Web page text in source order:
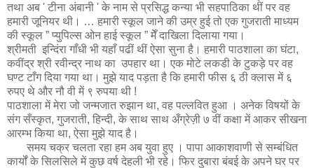
तथा अब ' टीना अंबानी ' के नाम से प्रसिद्ध कन्या भी सहपाठिका थीं पर वह
हमारी जूनियर थी। … हमारी स्कूल जाने की उम्र हुई तो एक गुजराती माध्यम
की स्कूल ” प्युपिल्स ओन हाई स्कूल ” मेँ दाखिला दिलाया गया।
श्रीमती इन्दिंरा गाँधी भी यहाँ पढीं थीं ऐसा सुना है। हमारी पाठशाला का घंटा,
कवींद्र श्री रवीन्द्र नाथ का उपहार था। एक मोटे लकडी के टुकड़े पर वह
घण्ट टाँग दिया गया था। मुझे याद पड़ता है कि हमारी फीस ६ ठी क्लास में ६
रुपए थे और नौ वी में ९ रुपया थी !
पाठशाला में मेरा जो जन्मजात रुझान था, वह पल्लवित हुआ । अनेक विषयों के
संग सँस्कृत, गुजराती, हिन्दी, के साथ साथ अँग्रेज़ी ७ वीं कक्षा में आकर सीखना
आरम्भ किया था, ऐसा मुझे याद है।
समय चक्र चलता रहा हम अब युवा हुए । पापा आकाशवाणी से सम्बंधित
कार्यों के सिलसिले में कुछ वर्ष देहली भी रहे। फिर दुबारा बंबई के अपने घर पर